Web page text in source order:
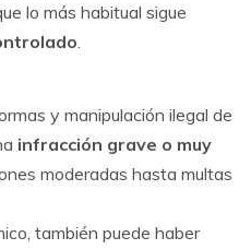
lo más habitual sigue
.
y manipulación ilegal de
infracción grave o muy
moderadas hasta multas
también puede haber